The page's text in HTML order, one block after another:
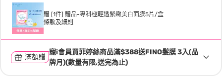
贈 [1件] 贈品-專科極輕透緊緻美白面膜5片/盒
條款及細則
滿額贈
寵i會員買菲婷絲商品滿$388送FINO髮膜 3入(品
牌月)(數量有限,送完為止)